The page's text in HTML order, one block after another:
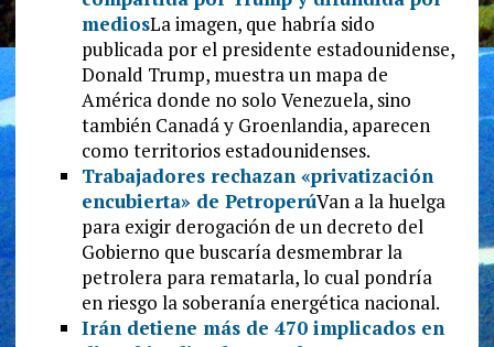
mediosLa imagen, que habría sido
publicada por el presidente estadounidense,
Donald Trump, muestra un mapa de
América donde no solo Venezuela, sino
también Canadá y Groenlandia, aparecen
como territorios estadounidenses.
Trabajadores rechazan «privatización
encubierta» de PetroperúVan a la huelga
para exigir derogación de un decreto del
Gobierno que buscaría desmembrar la
petrolera para rematarla, lo cual pondría
en riesgo la soberanía energética nacional.
Irán detiene más de 470 implicados en